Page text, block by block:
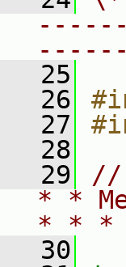
25
26
27
28
29
//
* *
* *
30